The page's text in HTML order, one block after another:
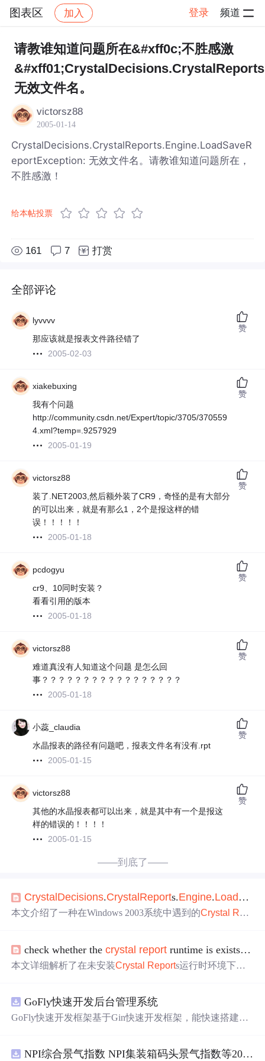
图表区 加入 登录 频道
社区 图表区 帖子详情
请教谁知道问题所在&#xff0c;不胜感激
无效文件名。
victorsz88
2005-01-14
CrystalDecisions.CrystalReports.Engine.LoadSaveR
eportException: 无效文件名。请教谁知道问题所在，
不胜感激！
给本帖投票
161 7 打赏
全部评论
lyvvvv
那应该就是报表文件路径错了
2005-02-03
赞
xiakebuxing
我有个问题
http://community.csdn.net/Expert/topic/3705/370559
4.xml?temp=.9257929
2005-01-19
赞
victorsz88
装了.NET2003,然后额外装了CR9，奇怪的是有大部分
的可以出来，就是有那么1，2个是报这样的错
误！！！！！
2005-01-18
赞
pcdogyu
cr9、10同时安装？
看看引用的版本
2005-01-18
赞
victorsz88
难道真没有人知道这个问题 是怎么回
事？？？？？？？？？？？？？？？？？
2005-01-18
赞
小蕊_claudia
水晶报表的路径有问题吧，报表文件名有没有.rpt
2005-01-15
赞
victorsz88
其他的水晶报表都可以出来，就是其中有一个是报这
样的错误的！！！！
2005-01-15
赞
——到底了——
Crystal Decisions.Crystal Reports.Engine.Load Save
本文介绍了一种在Windows 2003系统中遇到的Crystal
Rep
NET帐户权限得以解决。
check whether thecrystal report runtime is exists 检查
本文详细解析了在未安装Crystal Reports运行时环境下初
时组件。
GoFly快速开发后台管理系统
GoFly快速开发框架基于Gin快速开发框架，能快速搭建应
管理后台等。api文档管理并一键生成api接口代码，一键生
NPI综合景气指数 NPI集装箱码头景气指数等2016-2026